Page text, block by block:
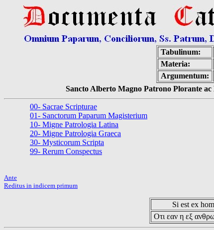
Tabulinum:
Materia:
Argumentum:
Sancto Alberto Magno Patrono Plorante
00- Sacrae Scripturae
01- Sanctorum Paparum Magisterium
10- Migne Patrologia Latina
20- Migne Patrologia Graeca
30- Mysticorum Scripta
99- Rerum Conspectus
Ante
Reditus in indicem primum
Si est ex
Οτι εαν η εξ